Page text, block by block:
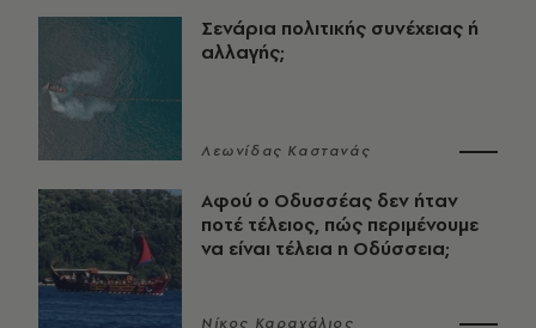
Σενάρια πολιτικής συνέχειας ή
αλλαγής;
Λεωνίδας Καστανάς
Αφού ο Οδυσσέας δεν ήταν
ποτέ τέλειος, πώς περιμένουμε
να είναι τέλεια η Οδύσσεια;
Νίκος Καραχάλιος